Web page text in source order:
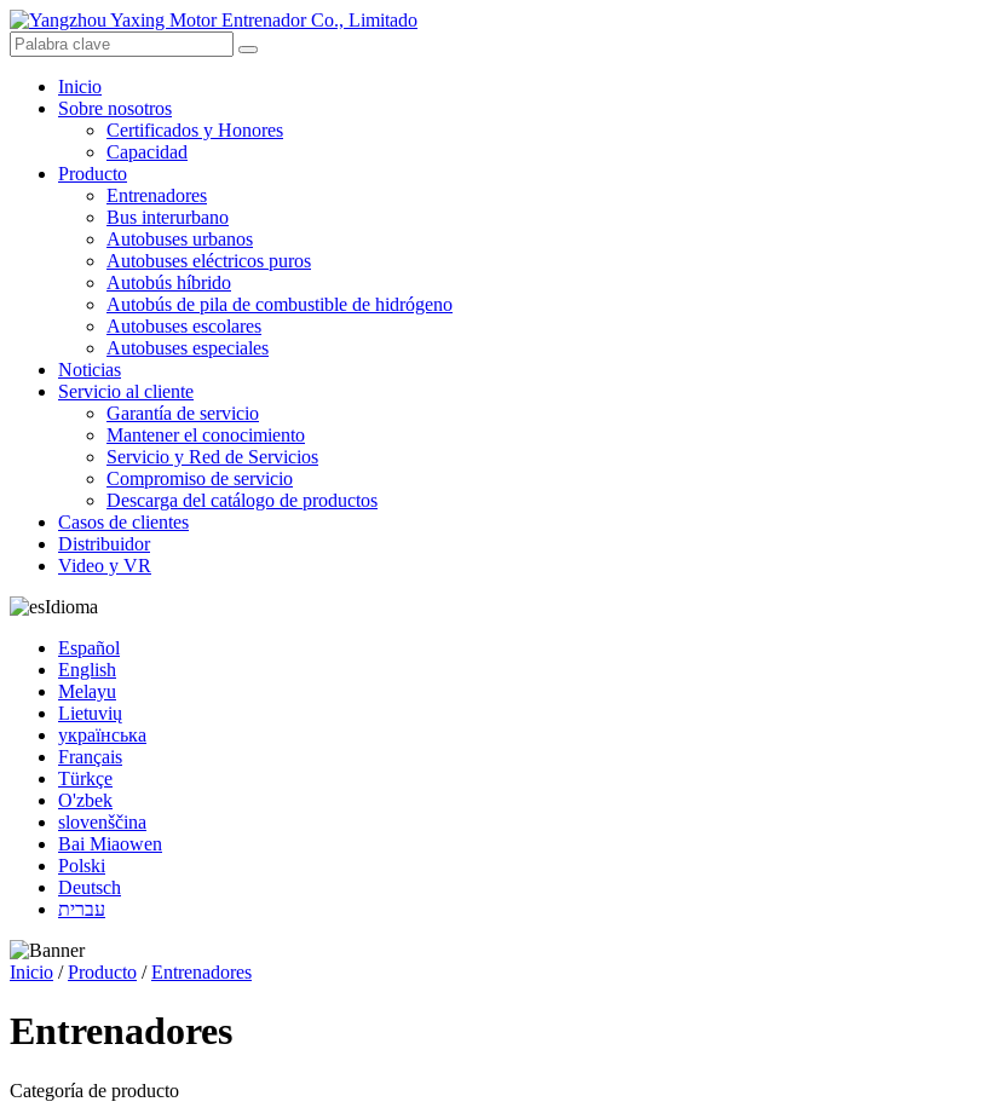
Inicio
Sobre nosotros
Certificados y Honores
Capacidad
Producto
Entrenadores
Bus interurbano
Autobuses urbanos
Autobuses eléctricos puros
Autobús híbrido
Autobús de pila de combustible de hidrógeno
Autobuses escolares
Autobuses especiales
Noticias
Servicio al cliente
Garantía de servicio
Mantener el conocimiento
Servicio y Red de Servicios
Compromiso de servicio
Descarga del catálogo de productos
Casos de clientes
Distribuidor
Video y VR
Idioma
Español
English
Melayu
Lietuvių
українська
Français
Türkçe
O'zbek
slovenščina
Bai Miaowen
Polski
Deutsch
עברית
Inicio /Producto /Entrenadores
Entrenadores
Categoría de producto